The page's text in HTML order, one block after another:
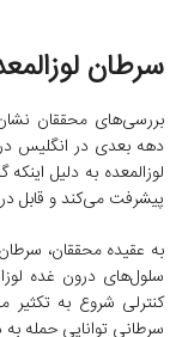
سرطان
بررسی‌های محققان
دهه بعدی در انگلیس
لوزالمعده به دلیل
پیشرفت می‌کند و قابل
به عقیده محققان،
سلول‌های درون غده
کنترلی شروع به
سرطانی توانایی حمله